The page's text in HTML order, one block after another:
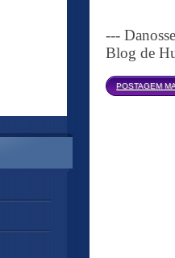
---
Blog de
POSTAGEM